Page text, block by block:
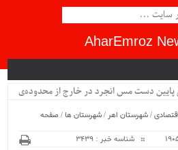
AharEmroz
پایین دست مس انجرد در خارج از محدوده‌ی
اقتصادی/شهرستان اهر /شهرستان ها/صفحه
شناسه خبر : 3439